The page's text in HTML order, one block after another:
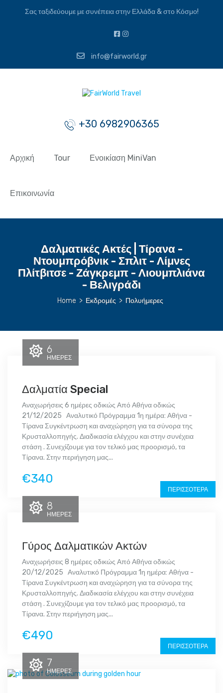
Σας ταξιδεύουμε με συνέπεια στην Ελλάδα & στο Κόσμο!
info@fairworld.gr
+30 6982906365
Αρχική Tour Ενοικίαση MiniVan
Επικοινωνία
Δαλματικές Ακτές | Τίρανα -
Ντουμπρόβνικ - Σπλιτ - Λίμνες
Πλίτβιτσε - Ζάγκρεμπ - Λιουμπλιάνα
- Βελιγράδι
Home > Εκδρομές > Πολυήμερες
6
ΗΜΈΡΕΣ
Δαλματία Special
Αναχωρήσεις 6 ημέρες οδικώς Από Αθήνα οδικώς
21/12/2025 Αναλυτικό Πρόγραμμα 1η ημέρα: Αθήνα -
Τίρανα Συγκέντρωση και αναχώρηση για τα σύνορα της
Κρυσταλλοπηγής. Διαδικασία ελέγχου και στην συνέχεια
στάση . Συνεχίζουμε για τον τελικό μας προορισμό, τα
Τίρανα. Στην περιήγηση μας...
€340
ΠΕΡΙΣΣΌΤΕΡΑ
8
ΗΜΈΡΕΣ
Γύρος Δαλματικών Ακτών
Αναχωρήσεις 8 ημέρες οδικώς Από Αθήνα οδικώς
20/12/2025 Αναλυτικό Πρόγραμμα 1η ημέρα: Αθήνα -
Τίρανα Συγκέντρωση και αναχώρηση για τα σύνορα της
Κρυσταλλοπηγής. Διαδικασία ελέγχου και στην συνέχεια
στάση . Συνεχίζουμε για τον τελικό μας προορισμό, τα
Τίρανα. Στην περιήγηση μας...
€490
ΠΕΡΙΣΣΌΤΕΡΑ
7
ΗΜΈΡΕΣ